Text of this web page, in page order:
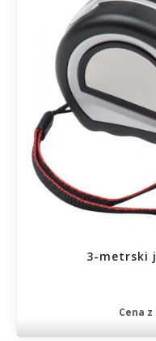
3-metrski
Cena z